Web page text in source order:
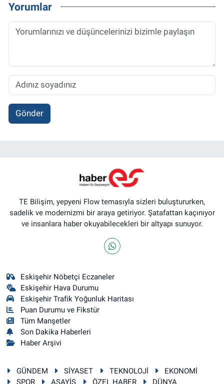
Yorumlar
Gönder
TE Bilişim, yepyeni Flow temasıyla sizleri buluştururken,
sadelik ve modernizmi bir araya getiriyor. Şatafattan kaçınıyor
ve insanlara haber okuyabilecekleri bir altyapı sunuyor.
Eskişehir Nöbetçi Eczaneler
Eskişehir Hava Durumu
Eskişehir Trafik Yoğunluk Haritası
Puan Durumu ve Fikstür
Tüm Manşetler
Son Dakika Haberleri
Haber Arşivi
GÜNDEM SİYASET TEKNOLOJİ
EKONOMİ
SPOR
ASAYİŞ ÖZEL HABER DÜNYA